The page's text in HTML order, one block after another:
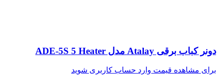
دونر کباب برقی Atalay مدل ADE-5S 5 Heater
برای مشاهده قیمت وارد حساب کاربری شوید